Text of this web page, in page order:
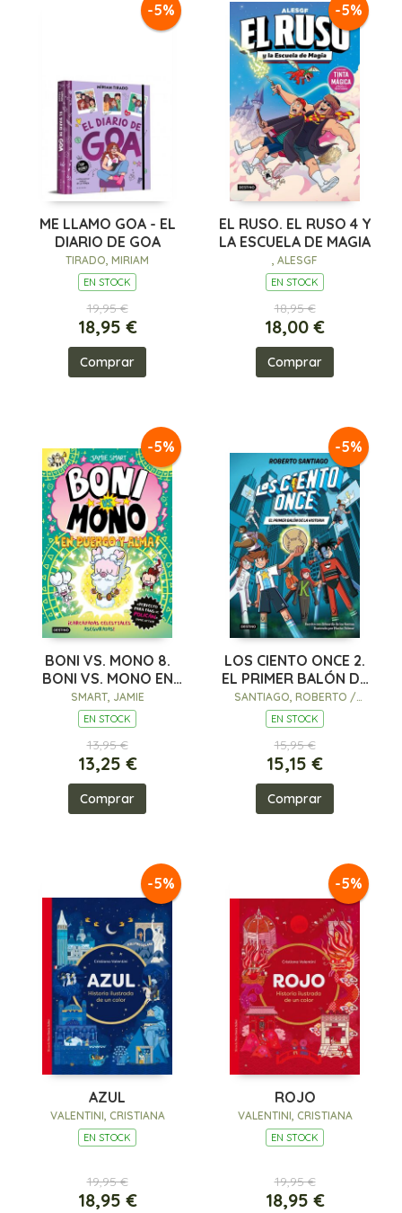
-5%
ME LLAMO GOA - EL
DIARIO DE GOA
TIRADO, MIRIAM
EN STOCK
19,95 €
18,95 €
Comprar
-5%
EL RUSO. EL RUSO 4 Y
LA ESCUELA DE MAGIA
, ALESGF
EN STOCK
18,95 €
18,00 €
Comprar
-5%
BONI VS. MONO 8.
BONI VS. MONO EN
PUERCO Y ALMA
SMART, JAMIE
EN STOCK
13,95 €
13,25 €
Comprar
-5%
LOS CIENTO ONCE 2.
EL PRIMER BALÓN DE
LA HISTORIA
SANTIAGO, ROBERTO /
SANTOS MOLINA, EDUARDO
DE LOS
EN STOCK
15,95 €
15,15 €
Comprar
-5%
AZUL
VALENTINI, CRISTIANA
EN STOCK
19,95 €
18,95 €
-5%
ROJO
VALENTINI, CRISTIANA
EN STOCK
19,95 €
18,95 €